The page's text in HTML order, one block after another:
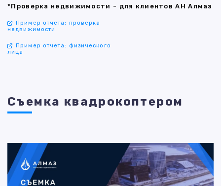
*Проверка недвижимости - для клиентов АН Алмаз
Пример отчета: проверка
недвижимости
Пример отчета: физического
лица
Съемка квадрокоптером